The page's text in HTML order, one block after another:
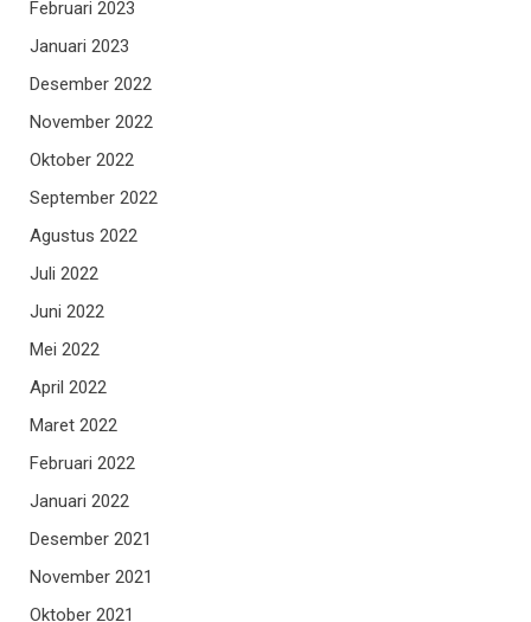
Februari 2023
Januari 2023
Desember 2022
November 2022
Oktober 2022
September 2022
Agustus 2022
Juli 2022
Juni 2022
Mei 2022
April 2022
Maret 2022
Februari 2022
Januari 2022
Desember 2021
November 2021
Oktober 2021